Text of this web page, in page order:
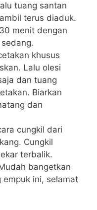
tuang santan
terus diaduk.
menit dengan
khusus
Lalu olesi
dan tuang
Biarkan
dan
cungkil dari
Cungkil
terbalik.
bangetkan
empuk ini, selamat